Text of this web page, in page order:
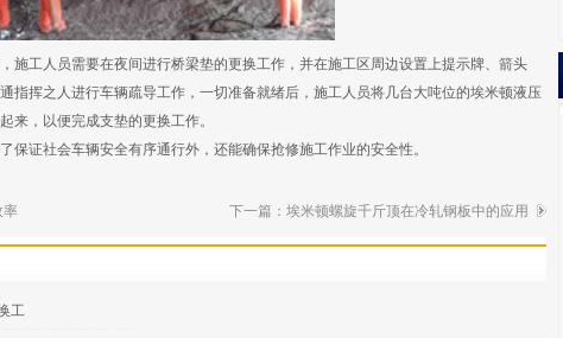
工人员需要在夜间进行桥梁垫的更换工作，并在施工区周边设置上提示牌、箭头
指挥之人进行车辆疏导工作，一切准备就绪后，施工人员将几台大吨位的埃米顿液压
来，以便完成支垫的更换工作。
保证社会车辆安全有序通行外，还能确保抢修施工作业的安全性。
率 下一篇： 埃米顿螺旋千斤顶在冷轧钢板中的应用
工